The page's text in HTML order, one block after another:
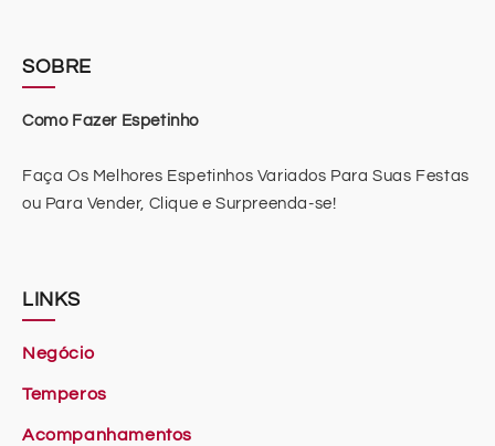
SOBRE
Como Fazer Espetinho
Faça Os Melhores Espetinhos Variados Para Suas Festas
ou Para Vender, Clique e Surpreenda-se!
LINKS
Negócio
Temperos
Acompanhamentos